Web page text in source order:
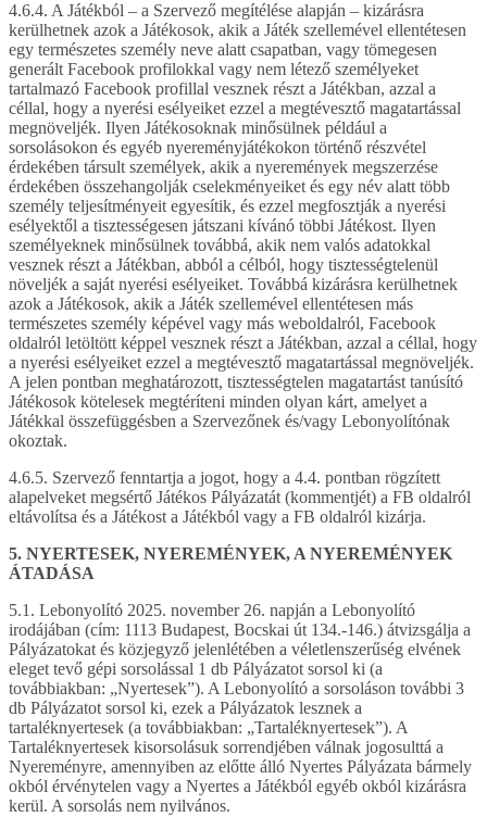
4.6.4. A Játékból – a Szervező megítélése alapján – kizárásra
kerülhetnek azok a Játékosok, akik a Játék szellemével ellentétesen
egy természetes személy neve alatt csapatban, vagy tömegesen
generált Facebook profilokkal vagy nem létező személyeket
tartalmazó Facebook profillal vesznek részt a Játékban, azzal a
céllal, hogy a nyerési esélyeiket ezzel a megtévesztő magatartással
megnöveljék. Ilyen Játékosoknak minősülnek például a
sorsolásokon és egyéb nyereményjátékokon történő részvétel
érdekében társult személyek, akik a nyeremények megszerzése
érdekében összehangolják cselekményeiket és egy név alatt több
személy teljesítményeit egyesítik, és ezzel megfosztják a nyerési
esélyektől a tisztességesen játszani kívánó többi Játékost. Ilyen
személyeknek minősülnek továbbá, akik nem valós adatokkal
vesznek részt a Játékban, abból a célból, hogy tisztességtelenül
növeljék a saját nyerési esélyeiket. Továbbá kizárásra kerülhetnek
azok a Játékosok, akik a Játék szellemével ellentétesen más
természetes személy képével vagy más weboldalról, Facebook
oldalról letöltött képpel vesznek részt a Játékban, azzal a céllal, hogy
a nyerési esélyeiket ezzel a megtévesztő magatartással megnöveljék.
A jelen pontban meghatározott, tisztességtelen magatartást tanúsító
Játékosok kötelesek megtéríteni minden olyan kárt, amelyet a
Játékkal összefüggésben a Szervezőnek és/vagy Lebonyolítónak
okoztak.
4.6.5. Szervező fenntartja a jogot, hogy a 4.4. pontban rögzített
alapelveket megsértő Játékos Pályázatát (kommentjét) a FB oldalról
eltávolítsa és a Játékost a Játékból vagy a FB oldalról kizárja.
5. NYERTESEK, NYEREMÉNYEK, A NYEREMÉNYEK
ÁTADÁSA
5.1. Lebonyolító 2025. november 26. napján a Lebonyolító
irodájában (cím: 1113 Budapest, Bocskai út 134.-146.) átvizsgálja a
Pályázatokat és közjegyző jelenlétében a véletlenszerűség elvének
eleget tevő gépi sorsolással 1 db Pályázatot sorsol ki (a
továbbiakban: „Nyertesek”). A Lebonyolító a sorsoláson további 3
db Pályázatot sorsol ki, ezek a Pályázatok lesznek a
tartaléknyertesek (a továbbiakban: „Tartaléknyertesek”). A
Tartaléknyertesek kisorsolásuk sorrendjében válnak jogosulttá a
Nyereményre, amennyiben az előtte álló Nyertes Pályázata bármely
okból érvénytelen vagy a Nyertes a Játékból egyéb okból kizárásra
kerül. A sorsolás nem nyilvános.